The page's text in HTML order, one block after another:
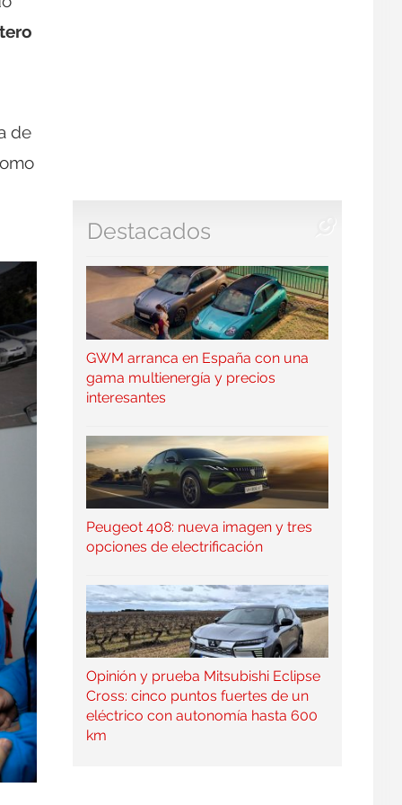
de
Destacados
GWM arranca en España con una
gama multienergía y precios
interesantes
Peugeot 408: nueva imagen y tres
opciones de electrificación
Opinión y prueba Mitsubishi Eclipse
Cross: cinco puntos fuertes de un
eléctrico con autonomía hasta 600
km